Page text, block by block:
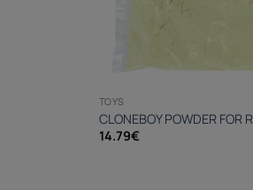
TOYS
CLONEBOY POWDER FOR
14.79€